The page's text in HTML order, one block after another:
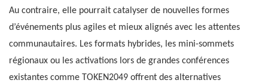
Au contraire, elle pourrait catalyser de nouvelles formes
d’événements plus agiles et mieux alignés avec les attentes
communautaires. Les formats hybrides, les mini-sommets
régionaux ou les activations lors de grandes conférences
existantes comme TOKEN2049 offrent des alternatives